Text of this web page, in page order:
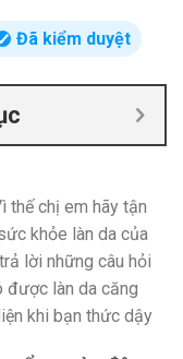
Đã kiểm duyệt
thế chị em hãy tận
khỏe làn da của
lời những câu hỏi
làn da căng
khi bạn thức dậy